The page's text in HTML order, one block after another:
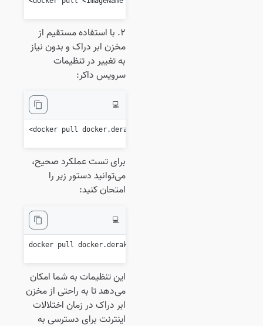
۲. با استفاده مستقیم از
مخزن ابر دراک و بدون نیاز
به تغییر در تنظیمات
سرویس داکر:
💻
docker pull docker.derak.cloud/<ImageName>
برای تست عملکرد صحیح،
می‌توانید دستور زیر را
امتحان کنید:
💻
docker pull docker.derak.cloud/library/nginx:latest
این تنظیمات به شما امکان
می‌دهد تا به راحتی از مخزن
ابر دراک در زمان اختلالات
اینترنت برای دسترسی به